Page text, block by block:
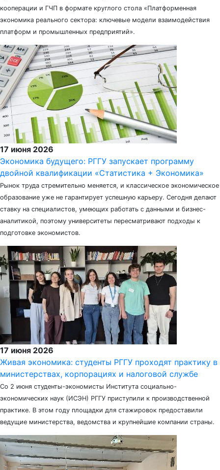
кооперации и ГЧП в формате круглого стола «Платформенная
экономика реального сектора: ключевые модели взаимодействия
платформ и промышленных предприятий».
17 июня 2026
Экономика будущего: РГГУ запускает программу
двойной квалификации «Статистика + Экономика»
Рынок труда стремительно меняется, и классическое экономическое
образование уже не гарантирует успешную карьеру. Сегодня делают
ставку на специалистов, умеющих работать с данными и бизнес-
аналитикой, поэтому университеты пересматривают подходы к
подготовке экономистов.
17 июня 2026
Живая экономика: студенты РГГУ проходят практику в
министерствах, корпорациях и налоговой службе
Со 2 июня студенты-экономисты Института социально-
экономических наук (ИСЭН) РГГУ приступили к производственной
практике. В этом году площадки для стажировок предоставили
ведущие министерства, ведомства и крупнейшие компании страны.